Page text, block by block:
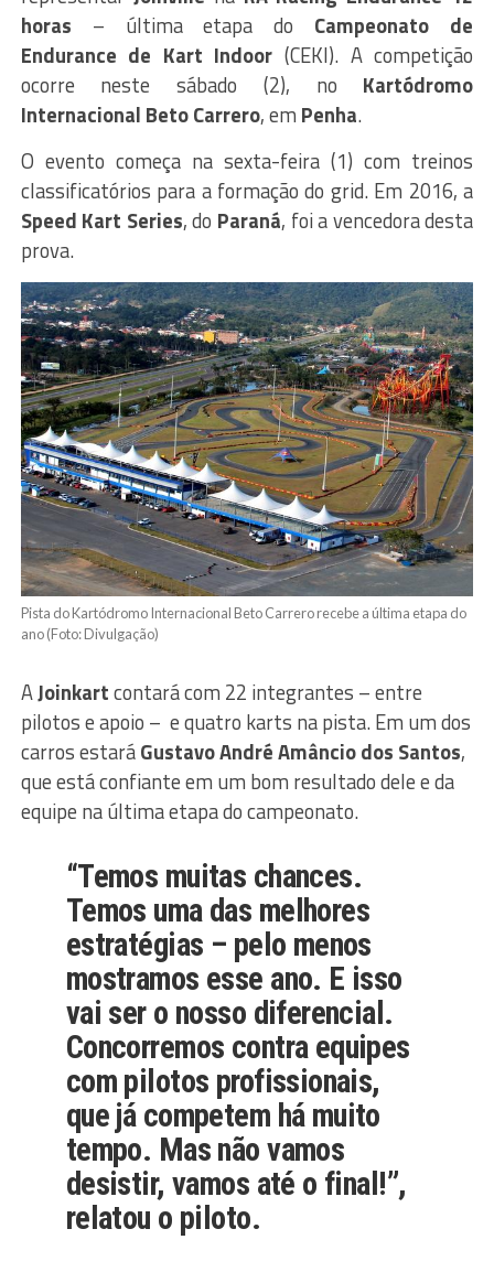
horas – última etapa do Campeonato de
Endurance de Kart Indoor(CEKI). A competição
ocorre neste sábado (2), no Kartódromo
Internacional Beto Carrero, em Penha.
O evento começa na sexta-feira (1) com treinos
classificatórios para a formação do grid. Em 2016, a
Speed Kart Series, do Paraná, foi a vencedora desta
prova.
Pista do Kartódromo Internacional Beto Carrero recebe a última etapa do
ano (Foto: Divulgação)
AJoinkartcontará com 22 integrantes – entre
pilotos e apoio – e quatro karts na pista. Em um dos
carros estaráGustavo André Amâncio dos Santos,
que está confiante em um bom resultado dele e da
equipe na última etapa do campeonato.
“Temos muitas chances.
Temos uma das melhores
estratégias – pelo menos
mostramos esse ano. E isso
vai ser o nosso diferencial.
Concorremos contra equipes
com pilotos profissionais,
que já competem há muito
tempo. Mas não vamos
desistir, vamos até o final!”,
relatou o piloto.